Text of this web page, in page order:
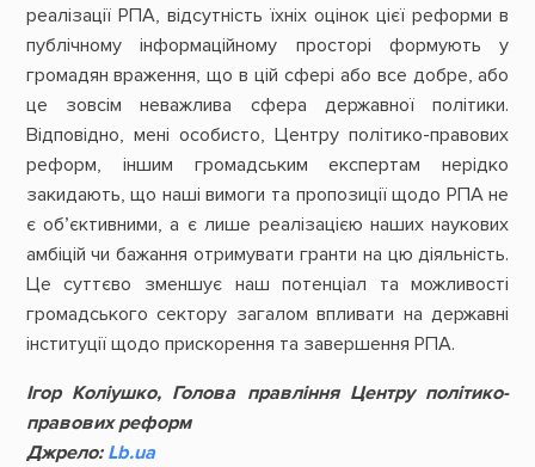
реалізації РПА, відсутність їхніх оцінок цієї реформи в
публічному інформаційному просторі формують у
громадян враження, що в цій сфері або все добре, або
це зовсім неважлива сфера державної політики.
Відповідно, мені особисто, Центру політико-правових
реформ, іншим громадським експертам нерідко
закидають, що наші вимоги та пропозиції щодо РПА не
є об’єктивними, а є лише реалізацією наших наукових
амбіцій чи бажання отримувати гранти на цю діяльність.
Це суттєво зменшує наш потенціал та можливості
громадського сектору загалом впливати на державні
інституції щодо прискорення та завершення РПА.
Ігор Коліушко, Голова правління Центру політико-
правових реформ
Джрело: Lb.ua